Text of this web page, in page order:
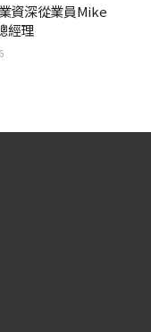
資深從業員Mike
經理